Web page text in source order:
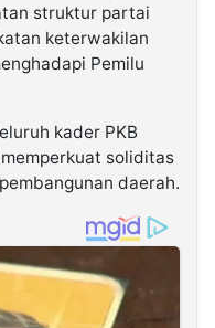
struktur partai
keterwakilan
Pemilu
kader PKB
soliditas
daerah.